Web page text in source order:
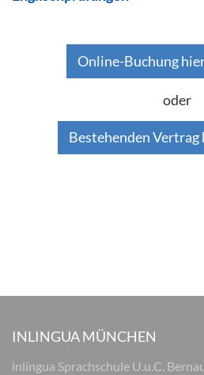
Online-Buchung
oder
Bestehenden Vertrag
INLINGUA MÜNCHEN
inlingua Sprachschule U.u.C.